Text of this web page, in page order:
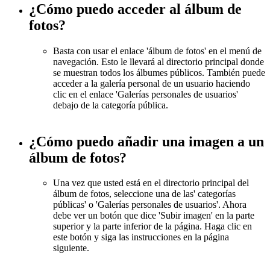
¿Cómo puedo acceder al álbum de
fotos?
Basta con usar el enlace 'álbum de fotos' en el menú de
navegación. Esto le llevará al directorio principal donde
se muestran todos los álbumes públicos. También puede
acceder a la galería personal de un usuario haciendo
clic en el enlace 'Galerías personales de usuarios'
debajo de la categoría pública.
¿Cómo puedo añadir una imagen a un
álbum de fotos?
Una vez que usted está en el directorio principal del
álbum de fotos, seleccione una de las' categorías
públicas' o 'Galerías personales de usuarios'. Ahora
debe ver un botón que dice 'Subir imagen' en la parte
superior y la parte inferior de la página. Haga clic en
este botón y siga las instrucciones en la página
siguiente.